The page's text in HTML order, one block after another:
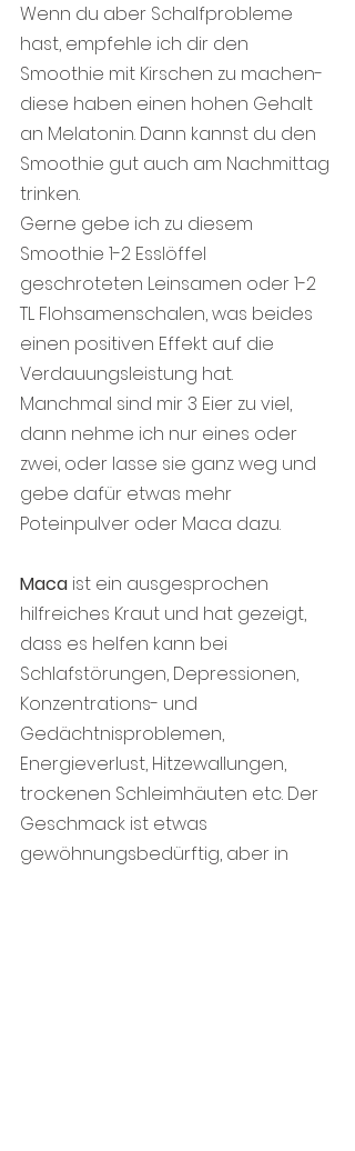
Wenn du aber Schalfprobleme
hast, empfehle ich dir den
Smoothie mit Kirschen zu machen-
diese haben einen hohen Gehalt
an Melatonin. Dann kannst du den
Smoothie gut auch am Nachmittag
trinken.
Gerne gebe ich zu diesem
Smoothie 1-2 Esslöffel
geschroteten Leinsamen oder 1-2
TL Flohsamenschalen, was beides
einen positiven Effekt auf die
Verdauungsleistung hat.
Manchmal sind mir 3 Eier zu viel,
dann nehme ich nur eines oder
zwei, oder lasse sie ganz weg und
gebe dafür etwas mehr
Poteinpulver oder Maca dazu.
Maca ist ein ausgesprochen
hilfreiches Kraut und hat gezeigt,
dass es helfen kann bei
Schlafstörungen, Depressionen,
Konzentrations- und
Gedächtnisproblemen,
Energieverlust, Hitzewallungen,
trockenen Schleimhäuten etc. Der
Geschmack ist etwas
gewöhnungsbedürftig, aber in